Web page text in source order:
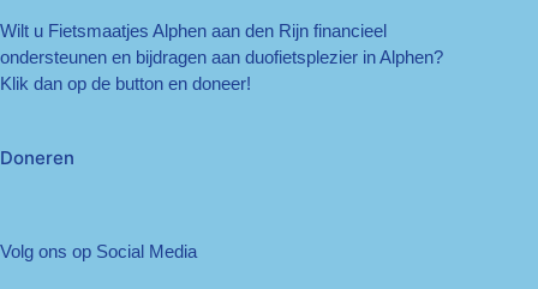
Wilt u Fietsmaatjes Alphen aan den Rijn financieel
ondersteunen en bijdragen aan duofietsplezier in Alphen?
Klik dan op de button en doneer!
Doneren
Volg ons op Social Media